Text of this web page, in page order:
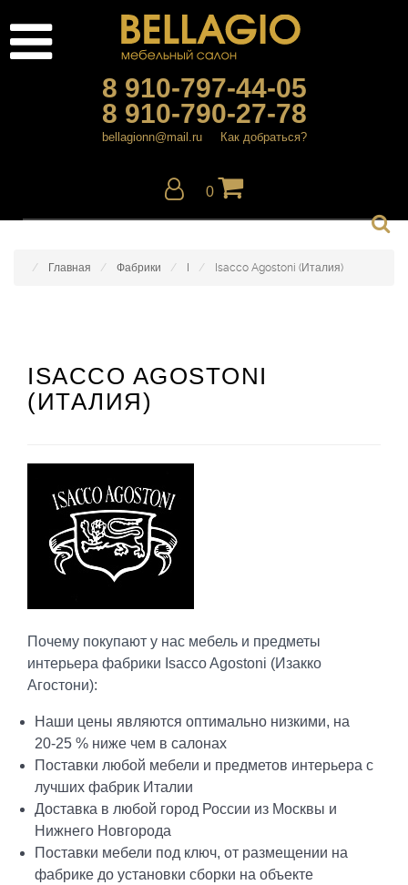
8 910-797-44-05
8 910-790-27-78
bellagionn@mail.ru Как добраться?
0
Главная Фабрики I Isacco Agostoni (Италия)
ISACCO AGOSTONI
(ИТАЛИЯ)
Почему покупают у нас мебель и предметы
интерьера фабрики Isacco Agostoni (Изакко
Агостони):
Наши цены являются оптимально низкими, на
20-25 % ниже чем в салонах
Поставки любой мебели и предметов интерьера с
лучших фабрик Италии
Доставка в любой город России из Москвы и
Нижнего Новгорода
Поставки мебели под ключ, от размещении на
фабрике до установки сборки на объекте